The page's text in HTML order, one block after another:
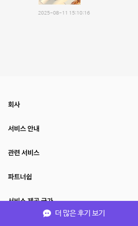
2025-08-11 15:10:16
더 많은 후기 보기
회사
서비스 안내
관련 서비스
파트너쉽
서비스 제공 국가